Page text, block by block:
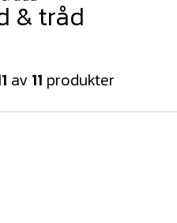
& tråd
av 11 produkter